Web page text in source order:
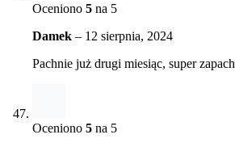
Oceniono 5 na 5
Damek – 12 sierpnia, 2024
Pachnie już drugi miesiąc, super zapach
Oceniono 5 na 5